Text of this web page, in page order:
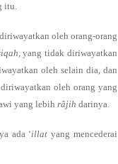
itu.
oleh orang-orang
, yang tidak diriwayatkan
oleh selain dia, dan
oleh orang yang
yang lebih râjih darinya.
ada ‘illat yang mencederai